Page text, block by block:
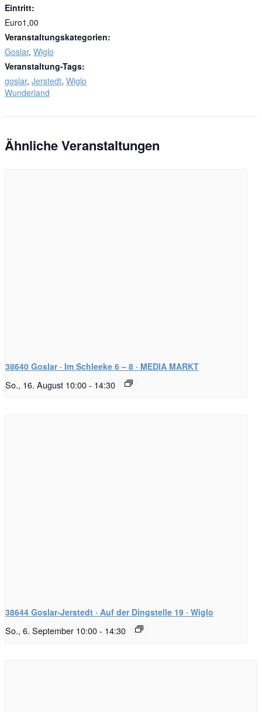
Eintritt:
Euro1,00
Veranstaltungskategorien:
Goslar, Wiglo
Veranstaltung-Tags:
goslar, Jerstedt, Wiglo
Wunderland
Ähnliche Veranstaltungen
38640 Goslar · Im Schleeke 6 – 8 · MEDIA MARKT
So., 16. August 10:00- 14:30
38644 Goslar-Jerstedt · Auf der Dingstelle 19 · Wiglo
So., 6. September 10:00- 14:30